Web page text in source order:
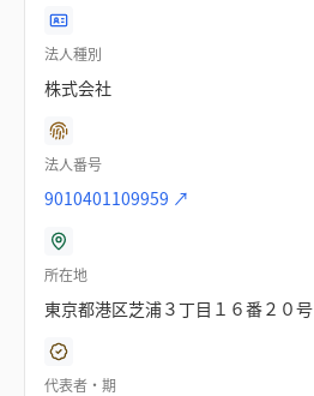
法人種別
株式会社
法人番号
9010401109959 ↗
所在地
東京都港区芝浦３丁目１６番２０号
代表者・期